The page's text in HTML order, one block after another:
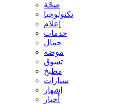
صحّة
تكنولوجيا
إعلام
خدمات
جمال
موضة
تسوق
مطبخ
سيارات
إشهار
أخبار